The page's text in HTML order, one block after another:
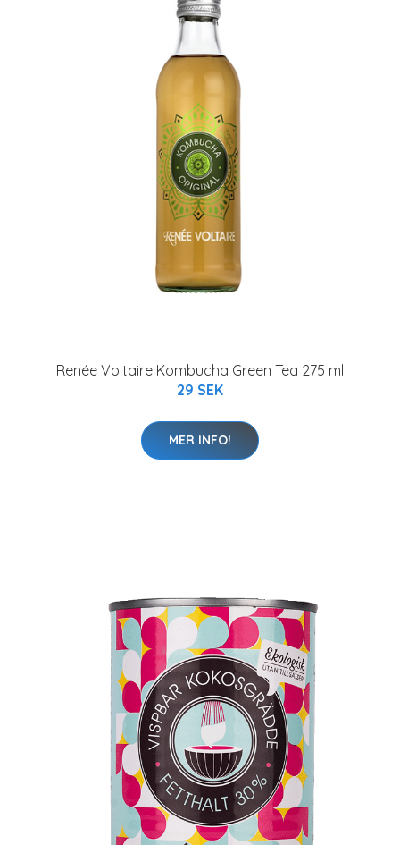
Renée Voltaire Kombucha Green Tea 275 ml
29 SEK
MER INFO!